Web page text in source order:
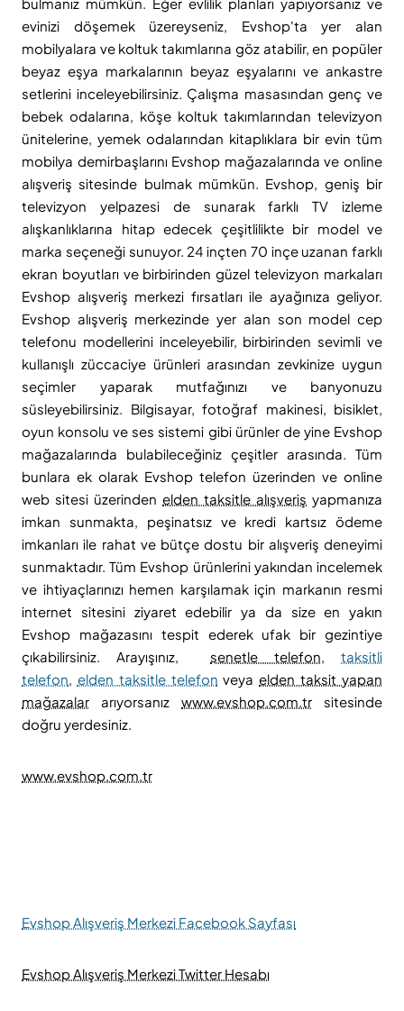
evinizi döşemek üzereyseniz, Evshop'ta yer alan
mobilyalara ve koltuk takımlarına göz atabilir, en popüler
beyaz eşya markalarının beyaz eşyalarını ve ankastre
setlerini inceleyebilirsiniz. Çalışma masasından genç ve
bebek odalarına, köşe koltuk takımlarından televizyon
ünitelerine, yemek odalarından kitaplıklara bir evin tüm
mobilya demirbaşlarını Evshop mağazalarında ve online
alışveriş sitesinde bulmak mümkün. Evshop, geniş bir
televizyon yelpazesi de sunarak farklı TV izleme
alışkanlıklarına hitap edecek çeşitlilikte bir model ve
marka seçeneği sunuyor. 24 inçten 70 inçe uzanan farklı
ekran boyutları ve birbirinden güzel televizyon markaları
Evshop alışveriş merkezi fırsatları ile ayağınıza geliyor.
Evshop alışveriş merkezinde yer alan son model cep
telefonu modellerini inceleyebilir, birbirinden sevimli ve
kullanışlı züccaciye ürünleri arasından zevkinize uygun
seçimler yaparak mutfağınızı ve banyonuzu
süsleyebilirsiniz. Bilgisayar, fotoğraf makinesi, bisiklet,
oyun konsolu ve ses sistemi gibi ürünler de yine Evshop
mağazalarında bulabileceğiniz çeşitler arasında. Tüm
bunlara ek olarak Evshop telefon üzerinden ve online
web sitesi üzerinden elden taksitle alışveriş yapmanıza
imkan sunmakta, peşinatsız ve kredi kartsız ödeme
imkanları ile rahat ve bütçe dostu bir alışveriş deneyimi
sunmaktadır. Tüm Evshop ürünlerini yakından incelemek
ve ihtiyaçlarınızı hemen karşılamak için markanın resmi
internet sitesini ziyaret edebilir ya da size en yakın
Evshop mağazasını tespit ederek ufak bir gezintiye
çıkabilirsiniz. Arayışınız,senetle telefon,taksitli
telefon, elden taksitle telefon veyaelden taksit yapan
mağazalar arıyorsanız www.evshop.com.tr sitesinde
doğru yerdesiniz.
www.evshop.com.tr
Evshop Alışveriş Merkezi Facebook Sayfası
Evshop Alışveriş Merkezi Twitter Hesabı